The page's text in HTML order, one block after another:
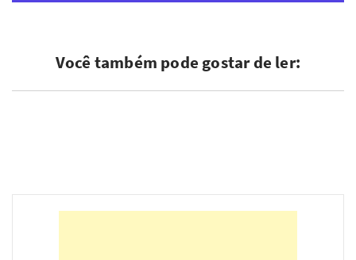
Você também pode gostar de ler: